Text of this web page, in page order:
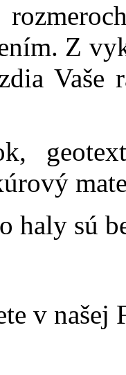
Z
haly sú
v našej